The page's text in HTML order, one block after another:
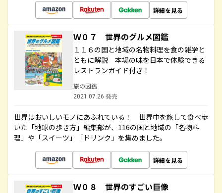
詳細を見る
Ｗ０７ 世界のグルメ図鑑
１１６の国と地域の名物料理を食の雑学と
ともに解説 本場の味を日本で体験できる
レストランガイド付き！
旅の図鑑
2021.07.26 発売
世界はおいしいモノにあふれている！ 世界中を旅して食べ歩
いた「地球の歩き方」編集部が、116の国と地域の「名物料
理」や「スイーツ」「ドリンク」を集めました。
詳細を見る
Ｗ０８ 世界のすごい巨像